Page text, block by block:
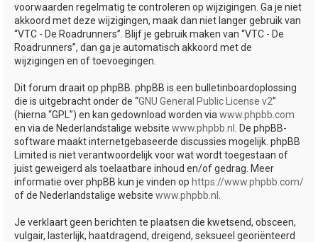
voorwaarden regelmatig te controleren op wijzigingen. Ga je niet
akkoord met deze wijzigingen, maak dan niet langer gebruik van
“VTC - De Roadrunners”. Blijf je gebruik maken van “VTC - De
Roadrunners”, dan ga je automatisch akkoord met de
wijzigingen en of toevoegingen.
Dit forum draait op phpBB. phpBB is een bulletinboardoplossing
die is uitgebracht onder de “GNU General Public License v2”
(hierna “GPL”) en kan gedownload worden via www.phpbb.com
en via de Nederlandstalige website www.phpbb.nl . De phpBB-
software maakt internetgebaseerde discussies mogelijk. phpBB
Limited is niet verantwoordelijk voor wat wordt toegestaan of
juist geweigerd als toelaatbare inhoud en/of gedrag. Meer
informatie over phpBB kun je vinden op https://www.phpbb.com/
of de Nederlandstalige website www.phpbb.nl
Je verklaart geen berichten te plaatsen die kwetsend, obsceen,
vulgair, lasterlijk, haatdragend, dreigend, seksueel georiënteerd